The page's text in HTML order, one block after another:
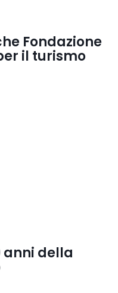
Fondazione
il turismo
anni della